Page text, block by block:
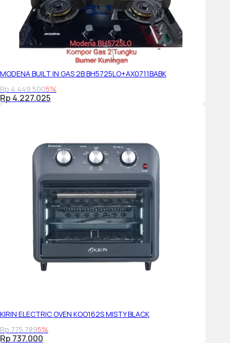
MODENA BUILT IN GAS 2B BH5725LO+AX0711BABK
Rp 4.449.5005%
Rp 4.227.025
KIRIN ELECTRIC OVEN KOO162S MISTY BLACK
Rp 775.7895%
Rp 737.000